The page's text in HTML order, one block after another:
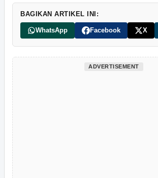
BAGIKAN ARTIKEL INI:
WhatsApp Facebook X
ADVERTISEMENT